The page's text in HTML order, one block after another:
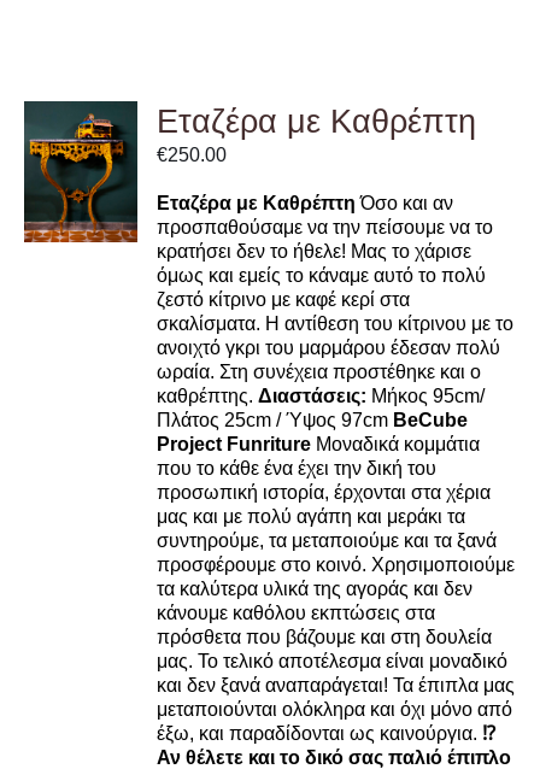
ADD TO
CART
/
DETAILS
Εταζέρα με Καθρέπτη
€250.00
Εταζέρα με Καθρέπτη Όσο και αν
προσπαθούσαμε να την πείσουμε να το
κρατήσει δεν το ήθελε! Μας το χάρισε
όμως και εμείς το κάναμε αυτό το πολύ
ζεστό κίτρινο με καφέ κερί στα
σκαλίσματα. Η αντίθεση του κίτρινου με το
ανοιχτό γκρι του μαρμάρου έδεσαν πολύ
ωραία. Στη συνέχεια προστέθηκε και ο
καθρέπτης.Διαστάσεις: Μήκος95cm/
Πλάτος 25cm / Ύψος 97cm BeCube
Project Funriture Μοναδικά κομμάτια
που το κάθε ένα έχει την δική του
προσωπική ιστορία, έρχονται στα χέρια
μας και με πολύ αγάπη και μεράκι τα
συντηρούμε, τα μεταποιούμε και τα ξανά
προσφέρουμε στο κοινό. Χρησιμοποιούμε
τα καλύτερα υλικά της αγοράς και δεν
κάνουμε καθόλου εκπτώσεις στα
πρόσθετα που βάζουμε και στη δουλεία
μας. Το τελικό αποτέλεσμα είναι μοναδικό
και δεν ξανά αναπαράγεται! Τα έπιπλα μας
μεταποιούνται ολόκληρα και όχι μόνο από
έξω, και παραδίδονται ως καινούργια. ⁉️
Αν θέλετε και το δικό σας παλιό έπιπλο